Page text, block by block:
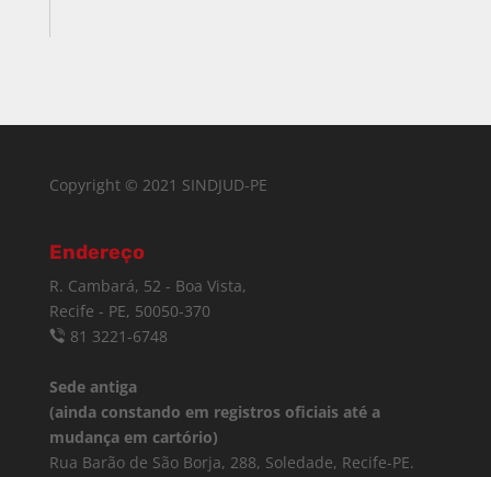
Copyright © 2021 SINDJUD-PE
Endereço
R. Cambará, 52 - Boa Vista,
Recife - PE, 50050-370
81 3221-6748
Sede antiga
(ainda constando em registros oficiais até a
mudança em cartório)
Rua Barão de São Borja, 288, Soledade, Recife-PE.